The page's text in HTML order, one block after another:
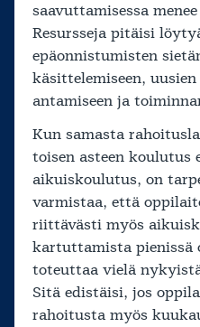
saavuttamisessa
Resursseja pitäisi
epäonnistumisten
käsittelemiseen,
antamiseen ja
Kun samasta
toisen asteen koulutus
aikuiskoulutus, on
varmistaa, että
riittävästi myös
kartuttamista pienissä
toteuttaa vielä
Sitä edistäisi, jos
rahoitusta myös